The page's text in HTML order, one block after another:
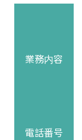
業務内容
電話番号